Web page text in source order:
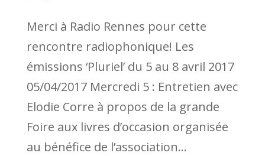
Merci à Radio Rennes pour cette
rencontre radiophonique! Les
émissions ‘Pluriel’ du 5 au 8 avril 2017
05/04/2017 Mercredi 5 : Entretien avec
Elodie Corre à propos de la grande
Foire aux livres d’occasion organisée
au bénéfice de l’association...